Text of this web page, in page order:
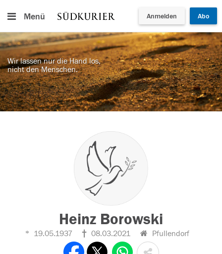
Menü Anmelden Abo
Wir lassen nur die Hand los,
nicht den Menschen.
Heinz Borowski
19.05.1937 08.03.2021 Pfullendorf